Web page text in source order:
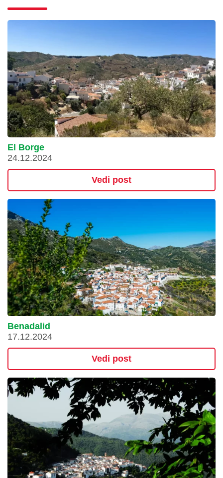
El Borge
24.12.2024
Vedi post
Benadalid
17.12.2024
Vedi post